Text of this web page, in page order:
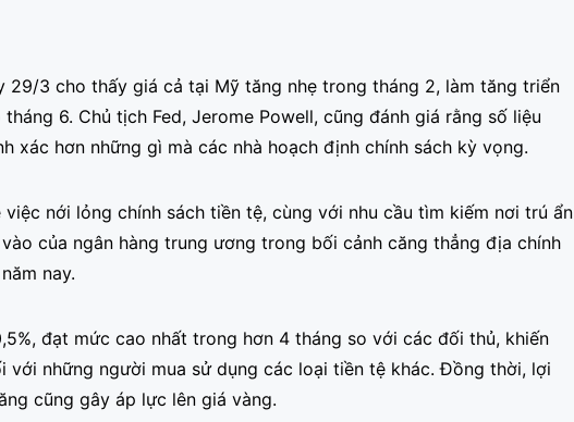
29/3 cho thấy giá cả tại Mỹ tăng nhẹ trong tháng 2, làm tăng triển
6. Chủ tịch Fed, Jerome Powell, cũng đánh giá rằng số liệu
xác hơn những gì mà các nhà hoạch định chính sách kỳ vọng.
nới lỏng chính sách tiền tệ, cùng với nhu cầu tìm kiếm nơi trú ẩn
của ngân hàng trung ương trong bối cảnh căng thẳng địa chính
nay.
đạt mức cao nhất trong hơn 4 tháng so với các đối thủ, khiến
với những người mua sử dụng các loại tiền tệ khác. Đồng thời, lợi
cũng gây áp lực lên giá vàng.